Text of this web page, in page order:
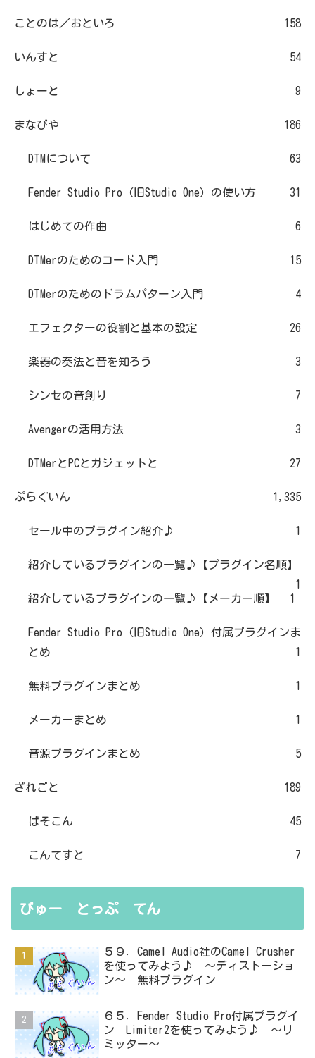
ことのは／おといろ 158
いんすと 54
しょーと 9
まなびや 186
DTMについて 63
Fender Studio Pro（旧Studio One）の使い方 31
はじめての作曲 6
DTMerのためのコード入門 15
DTMerのためのドラムパターン入門 4
エフェクターの役割と基本の設定 26
楽器の奏法と音を知ろう 3
シンセの音創り 7
Avengerの活用方法 3
DTMerとPCとガジェットと 27
ぷらぐいん 1,335
セール中のプラグイン紹介♪ 1
紹介しているプラグインの一覧♪【プラグイン名順】
1
紹介しているプラグインの一覧♪【メーカー順】
1
Fender Studio Pro（旧Studio One）付属プラグインま
とめ
1
無料プラグインまとめ 1
メーカーまとめ 1
音源プラグインまとめ 5
ざれごと 189
ぱそこん 45
こんてすと 7
びゅー とっぷ てん
５９．Camel Audio社のCamel Crusher
を使ってみよう♪ ～ディストーショ
ン～ 無料プラグイン
６５．Fender Studio Pro付属プラグイ
ン Limiter2を使ってみよう♪ ～リ
ミッター～